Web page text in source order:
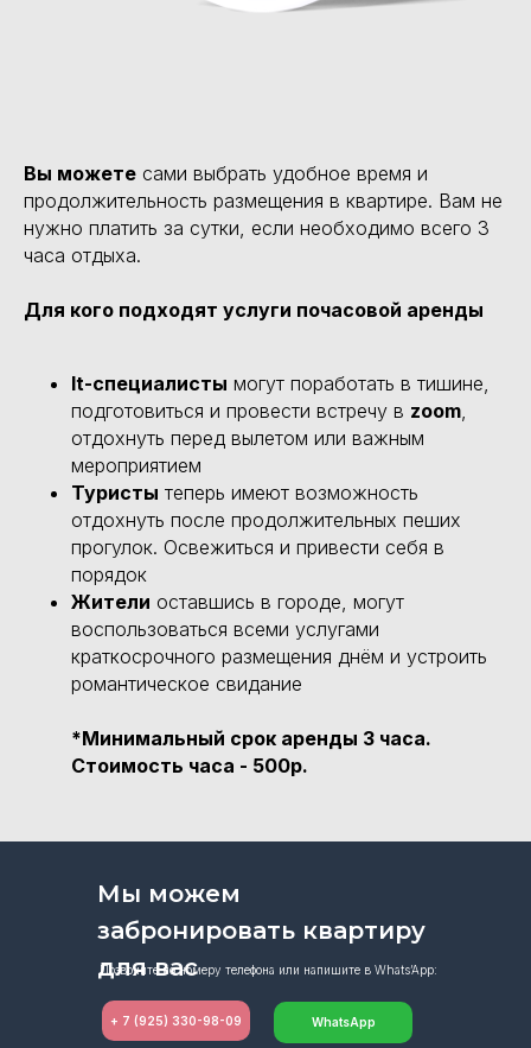
Вы можете сами выбрать удобное время и
продолжительность размещения в квартире. Вам не
нужно платить за сутки, если необходимо всего 3
часа отдыха.
Для кого подходят услуги почасовой аренды
It-специалисты могут поработать в тишине,
подготовиться и провести встречу в zoom,
отдохнуть перед вылетом или важным
мероприятием
Туристы теперь имеют возможность
отдохнуть после продолжительных пеших
прогулок. Освежиться и привести себя в
порядок
Жители оставшись в городе, могут
воспользоваться всеми услугами
краткосрочного размещения днём и устроить
романтическое свидание
*Минимальный срок аренды 3 часа.
Стоимость часа - 500р.
Мы можем
забронировать квартиру
для вас
Позвоните по номеру телефона или напишите в Whats’App:
+ 7 (925) 330-98-09 WhatsApp